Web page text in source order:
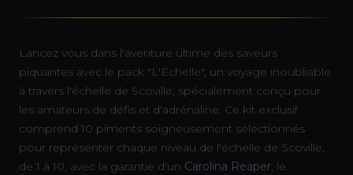
Lancez vous dans l'aventure ultime des saveurs
piquantes avec le pack "L'Échelle", un voyage inoubliable
à travers l'échelle de Scoville, spécialement conçu pour
les amateurs de défis et d'adrénaline. Ce kit exclusif
comprend 10 piments soigneusement sélectionnés
pour représenter chaque niveau de l'échelle de Scoville,
de 1 à 10, avec la garantie d'un Carolina Reaper, le